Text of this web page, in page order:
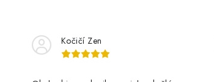
Kočičí Zen